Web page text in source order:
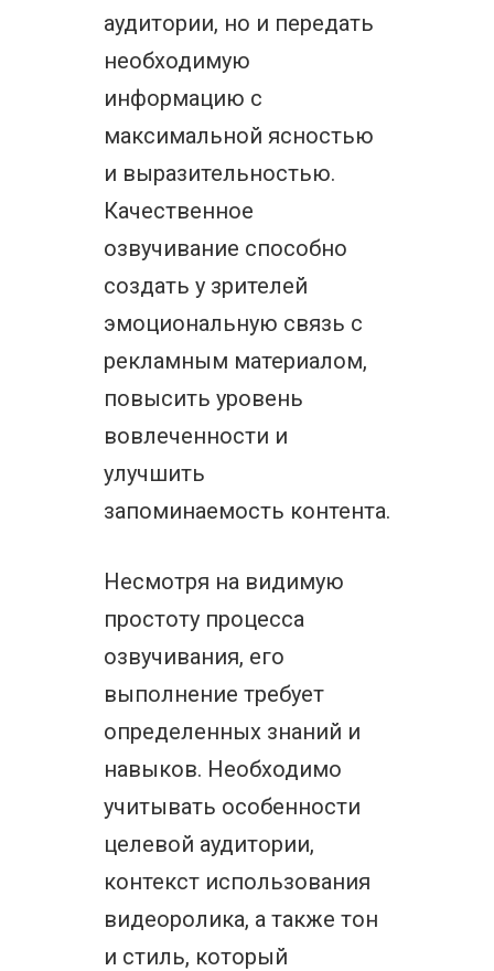
аудитории, но и передать
необходимую
информацию с
максимальной ясностью
и выразительностью.
Качественное
озвучивание способно
создать у зрителей
эмоциональную связь с
рекламным материалом,
повысить уровень
вовлеченности и
улучшить
запоминаемость контента.
Несмотря на видимую
простоту процесса
озвучивания, его
выполнение требует
определенных знаний и
навыков. Необходимо
учитывать особенности
целевой аудитории,
контекст использования
видеоролика, а также тон
и стиль, который